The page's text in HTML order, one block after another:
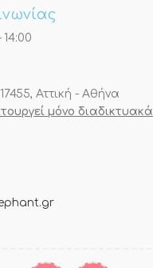
Αττική - Αθήνα
μόνο διαδικτυακά